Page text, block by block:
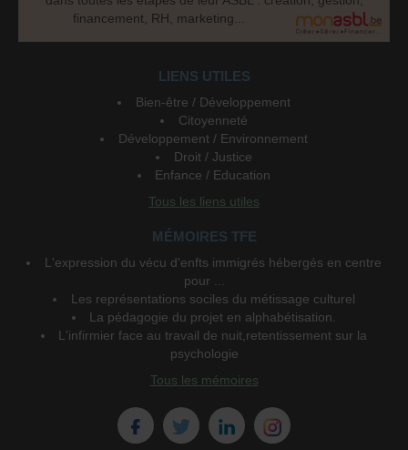
financement, RH, marketing...
LIENS UTILES
Bien-être / Développement
Citoyenneté
Développement / Environnement
Droit / Justice
Enfance / Education
Tous les liens utiles
MÉMOIRES TFE
L'expression du vécu d'enfts immigrés hébergés en centre
pour ...
Les représentations sociles du métissage culturel
La pédagogie du projet en alphabétisation.
L'infirmier face au travail de nuit,retentissement sur la
psychologie
Tous les mémoires